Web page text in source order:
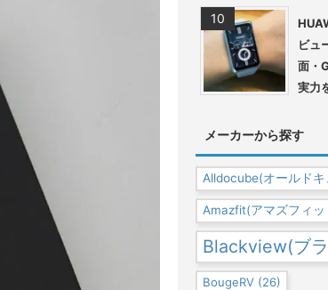
ビュ
面・
実力
メーカーから探す
Alldocube(オールドキ
Amazfit(アマズフィッ
Blackview(ブ
BougeRV (26)